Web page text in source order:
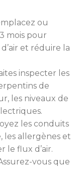
ou
mois pour
et réduire la
inspecter les
de
les niveaux de
les conduits
les allergènes et
le flux d’air.
vous que